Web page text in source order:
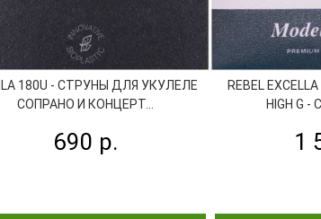
180U - СТРУНЫ ДЛЯ УКУЛЕЛЕ
СОПРАНО И КОНЦЕРТ...
690 р.
REBEL
HIGH G
1